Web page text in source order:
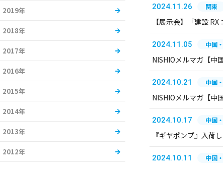
2024.11.26 関東
【展示会】「建設
2024.11.05 中国
NISHIOメルマガ【中
2024.10.21 中国
NISHIOメルマガ【中
2024.10.17 中国
『ギヤポンプ』入荷
2024.10.11 中国
2019年
2018年
2017年
2016年
2015年
2014年
2013年
2012年